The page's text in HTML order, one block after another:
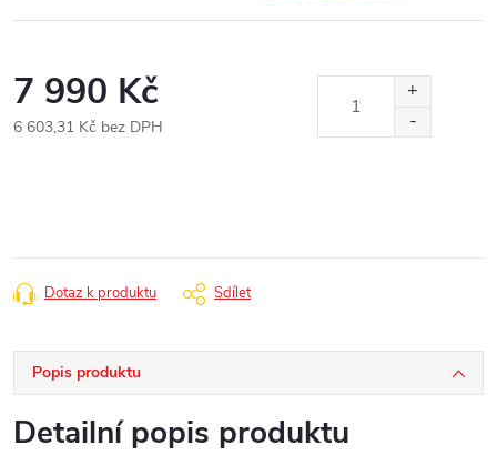
7 990 Kč
6 603,31 Kč bez DPH
Dotaz k produktu Sdílet
Popis produktu
Detailní popis produktu